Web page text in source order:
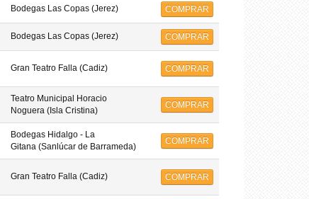
Bodegas Las Copas (Jerez) COMPRAR
Bodegas Las Copas (Jerez) COMPRAR
Gran Teatro Falla (Cadiz) COMPRAR
Teatro Municipal Horacio
Noguera (Isla Cristina)
COMPRAR
Bodegas Hidalgo - La
Gitana (Sanlúcar de Barrameda)
COMPRAR
Gran Teatro Falla (Cadiz) COMPRAR